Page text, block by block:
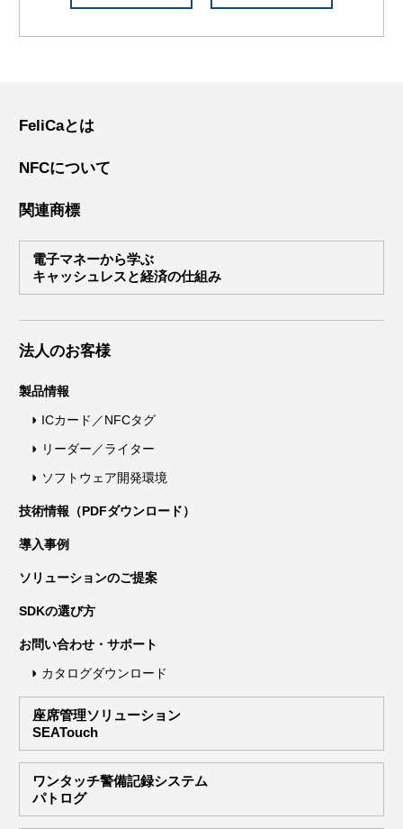
FeliCaとは
NFCについて
関連商標
電子マネーから学ぶ
キャッシュレスと経済の仕組み
法人のお客様
製品情報
ICカード／NFCタグ
リーダー／ライター
ソフトウェア開発環境
技術情報（PDFダウンロード）
導入事例
ソリューションのご提案
SDKの選び方
お問い合わせ・サポート
カタログダウンロード
座席管理ソリューション
SEATouch
ワンタッチ警備記録システム
パトログ